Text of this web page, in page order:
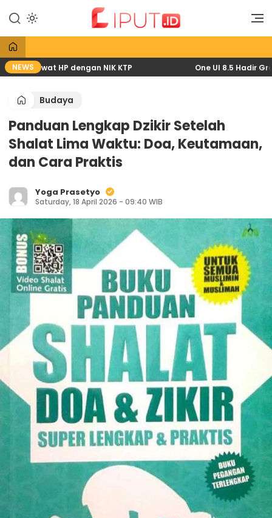
konten
Liput
Liputan Digital
NEWS
lewat HP dengan NIK KTP One UI 8.5 Hadir Gratis:
Budaya
Panduan Lengkap Dzikir Setelah
Shalat Lima Waktu: Doa, Keutamaan,
dan Cara Praktis
Yoga Prasetyo
Saturday, 18 April 2026 - 09:40 WIB